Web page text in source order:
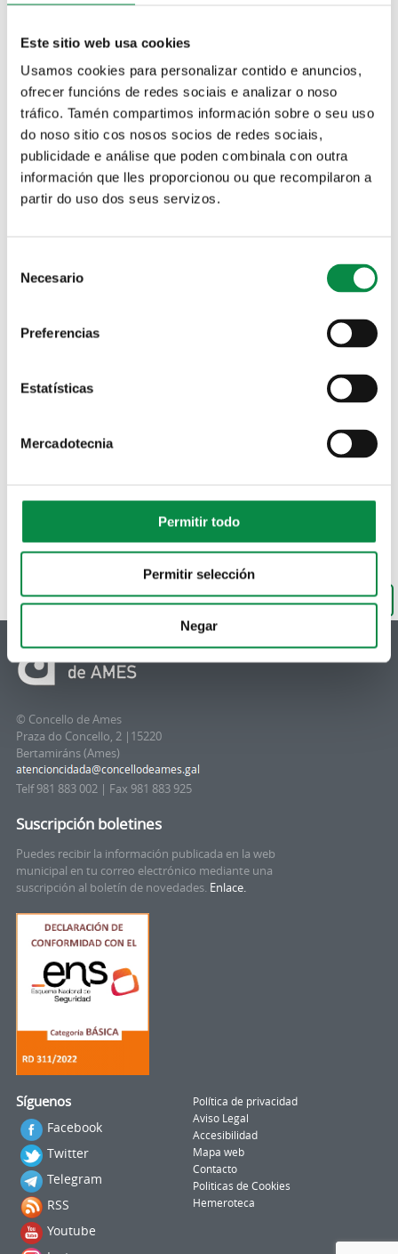
Este sitio web usa cookies
Usamos cookies para personalizar contido e anuncios,
ofrecer funcións de redes sociais e analizar o noso
tráfico. Tamén compartimos información sobre o seu uso
do noso sitio cos nosos socios de redes sociais,
publicidade e análise que poden combinala con outra
información que lles proporcionou ou que recompilaron a
partir do uso dos seus servizos.
Selection
Necesario
Preferencias
Estatísticas
Mercadotecnia
Permitir todo
Permitir selección
Negar
Oficina Virtual Tributaria Canal de denuncias
Solicitud de plaza en las Escuelas infantiles municipales
tributos e doutros ingresos de
dereito público do concello de
2017
Descargar PDF
De volta ao buscador
© Concello de Ames
Praza do Concello, 2 |15220
Bertamiráns (Ames)
Telf 981 883 002 | Fax 981 883 925
Suscripción boletines
Puedes recibir la información publicada en la web
municipal en tu correo electrónico mediante una
suscripción al boletín de novedades. Enlace.
Síguenos
Facebook
Twitter
Telegram
RSS
Youtube
Política de privacidad
Aviso Legal
Accesibilidad
Mapa web
Contacto
Politicas de Cookies
Hemeroteca